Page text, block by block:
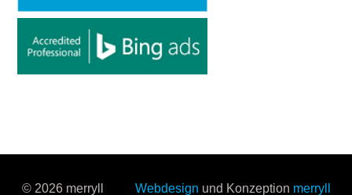
© 2026 merryll Webdesign und Konzeption merryll